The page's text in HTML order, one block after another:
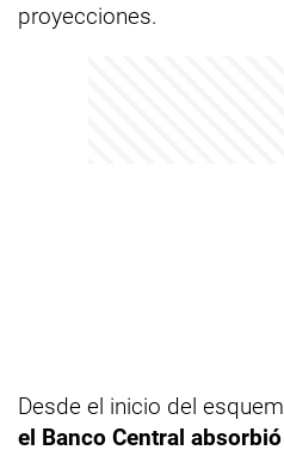
proyecciones.
Desde el inicio del
el Banco Central